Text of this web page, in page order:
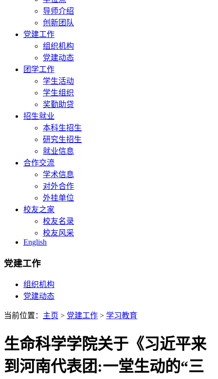
导师介绍
创新团队
党建工作
组织机构
党建动态
团学工作
学生活动
学生组织
奖勤助贷
招生就业
本科生招生
研究生招生
就业信息
合作交流
学术信息
对外合作
外挂单位
校友之家
校友名录
校友风采
English
党建工作
组织机构
党建动态
当前位置： 主页 > 党建工作 > 学习教育
生命科学学院关于《习近平来
到河南代表团:一堂生动的“三